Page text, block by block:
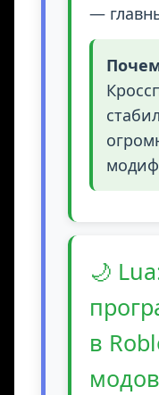
—
🌙
в
модов